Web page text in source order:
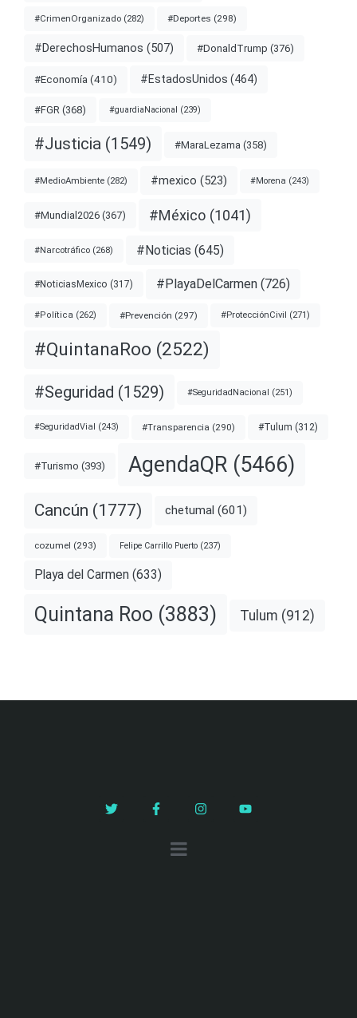
#CrimenOrganizado (282) #Deportes (298)
#DerechosHumanos (507) #DonaldTrump (376)
#Economía (410) #EstadosUnidos (464)
#FGR (368) #guardiaNacional (239)
#Justicia (1549) #MaraLezama (358)
#MedioAmbiente (282) #mexico (523) #Morena (243)
#Mundial2026 (367) #México (1041)
#Narcotráfico (268) #Noticias (645)
#NoticiasMexico (317) #PlayaDelCarmen (726)
#Política (262) #Prevención (297) #ProtecciónCivil (271)
#QuintanaRoo (2522)
#Seguridad (1529) #SeguridadNacional (251)
#SeguridadVial (243) #Transparencia (290) #Tulum (312)
#Turismo (393) AgendaQR (5466)
Cancún (1777) chetumal (601)
cozumel (293) Felipe Carrillo Puerto (237)
Playa del Carmen (633)
Quintana Roo (3883) Tulum (912)